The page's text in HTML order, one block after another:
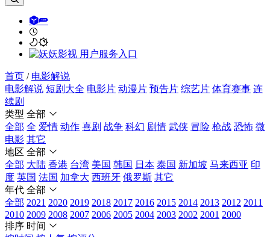
首页 / 电影解说
电影解说 短剧大全 电影片 动漫片 预告片 综艺片 体育赛事 连
续剧
类型 全部
全部 全 爱情 动作 喜剧 战争 科幻 剧情 武侠 冒险 枪战 恐怖 微
电影 其它
地区 全部
全部 大陆 香港 台湾 美国 韩国 日本 泰国 新加坡 马来西亚 印
度 英国 法国 加拿大 西班牙 俄罗斯 其它
年代 全部
全部 2021 2020 2019 2018 2017 2016 2015 2014 2013 2012 2011
2010 2009 2008 2007 2006 2005 2004 2003 2002 2001 2000
排序 时间